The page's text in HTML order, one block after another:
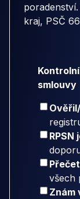
kraj, PSČ
smlouvy
RPSN
všech
Znám